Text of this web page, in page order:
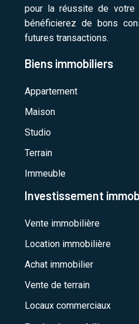
pour la réussite de votre
bénéficierez de bons
futures transactions.
Biens immobiliers
Appartement
Maison
Studio
Terrain
Immeuble
Investissement
Vente immobilière
Location immobilière
Achat immobilier
Vente de terrain
Locaux commerciaux